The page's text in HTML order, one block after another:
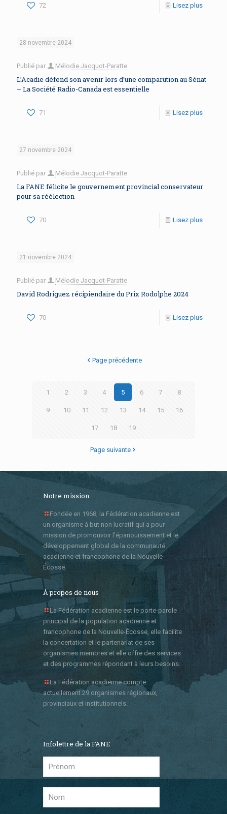
72 Lisez plus
28 novembre 2024
Publié par Mélodie Jacquot-Paratte
L’Acadie défend son avenir lors d’une comparution au Sénat
– La Société Radio-Canada est essentielle
71 Lisez plus
27 novembre 2024
Publié par Mélodie Jacquot-Paratte
La FANE félicite le gouvernement provincial conservateur
pour sa réélection
70 Lisez plus
21 novembre 2024
Publié par Mélodie Jacquot-Paratte
David Rodriguez récipiendaire du Prix Rodolphe 2024
70 Lisez plus
Page précédente
1 2 3 4 5 6 7 8
9 10 11 12 13 14 15 16
17 18 19
Page suivante
Notre mission
Fondée en 1968, la Fédération acadienne est
un organisme à but non lucratif qui a pour
mission de promouvoir l’épanouissement et le
développement global de la communauté
acadienne et francophone de la Nouvelle-
Écosse.
À propos de nous
La Fédération acadienne est le porte-parole
principal de la population acadienne et
francophone de la Nouvelle-Écosse, elle facilite
la concertation et le partenariat de ses
organismes membres et elle offre des services
et des programmes répondant à leurs besoins.
La Fédération acadienne compte
actuellement 29 organismes régionaux,
provinciaux et institutionnels.
Infolettre de la FANE